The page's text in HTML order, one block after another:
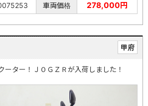
車両価格 278,000円
甲府
ーター！ＪＯＧＺＲが入荷しました！